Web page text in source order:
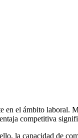
en el ámbito laboral.
competitiva
la capacidad de